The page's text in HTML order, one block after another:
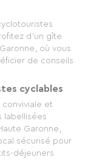
d’un gîte
où vous
de conseils
cyclables
et
labellisées
Garonne,
sécurisé pour
déjeuners